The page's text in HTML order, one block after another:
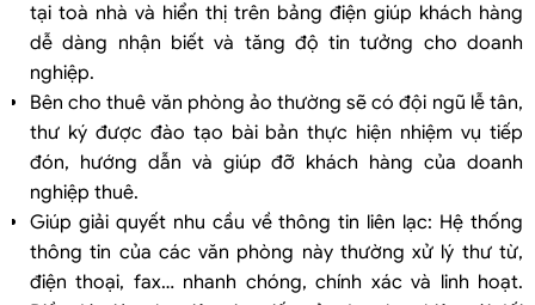
tại toà nhà và hiển thị trên bảng điện giúp khách hàng
dễ dàng nhận biết và tăng độ tin tưởng cho doanh
nghiệp.
Bên cho thuê văn phòng ảo thường sẽ có đội ngũ lễ tân,
thư ký được đào tạo bài bản thực hiện nhiệm vụ tiếp
đón, hướng dẫn và giúp đỡ khách hàng của doanh
nghiệp thuê.
Giúp giải quyết nhu cầu về thông tin liên lạc: Hệ thống
thông tin của các văn phòng này thường xử lý thư từ,
điện thoại, fax… nhanh chóng, chính xác và linh hoạt.